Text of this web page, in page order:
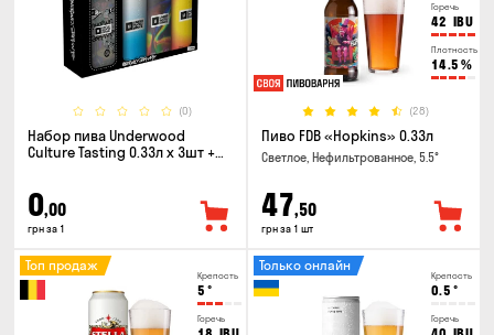
(0)
Набор пива Underwood
Culture Tasting 0.33л x 3шт +
0,00
грн за 1
Горечь
42 IBU
Плотность
14.5 %
(28)
Пиво FDB «Hopkins» 0.33л
Светлое, Нефильтрованное, 5.5°
47,50
грн за 1 шт
Крепость
5 °
Горечь
Топ продаж
Крепость
0.5 °
Горечь
Только онлайн